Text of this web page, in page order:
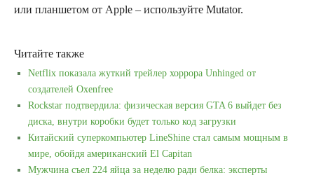
или планшетом от Apple – используйте Mutator.
Читайте также
Netflix показала жуткий трейлер хоррора Unhinged от
создателей Oxenfree
Rockstar подтвердила: физическая версия GTA 6 выйдет без
диска, внутри коробки будет только код загрузки
Китайский суперкомпьютер LineShine стал самым мощным в
мире, обойдя американский El Capitan
Мужчина съел 224 яйца за неделю ради белка: эксперты